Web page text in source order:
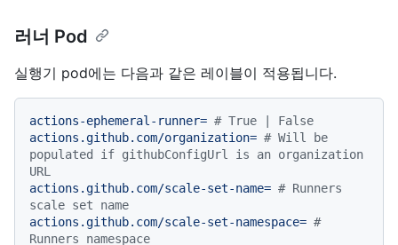
러너 Pod
실행기 pod에는 다음과 같은 레이블이 적용됩니다.
actions-ephemeral-runner= # True | False
actions.github.com/organization= # Will be
populated if githubConfigUrl is an organization
URL
actions.github.com/scale-set-name= # Runners
scale set name
actions.github.com/scale-set-namespace= #
Runners namespace